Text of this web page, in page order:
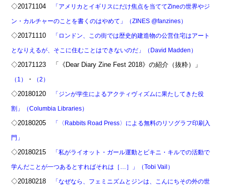
◇20171104 「アメリカとイギリスにだけ焦点を当ててZineの世界やジ
ン・カルチャーのことを書くのはやめて」（ZINES @fanzines）
◇20171110 「ロンドン、この街では歴史的建造物の公営住宅はアート
となりえるが、そこに住むことはできないのだ」（David Madden）
◇20171123 「《Dear Diary Zine Fest 2018》の紹介（抜粋）」
（1） ・ （2）
◇20180120 「ジンが学生によるアクティヴィズムに果たしてきた役
割」（Columbia Libraries）
◇20180205 「〈Rabbits Road Press〉による無料のリソグラフ印刷入
門」
◇20180215 「私がライオット・ガール運動とビキニ・キルでの活動で
学んだことが一つあるとすればそれは［…］」（Tobi Vail）
◇20180218 「なぜなら、フェミニズムとジンは、こんにちその外の世